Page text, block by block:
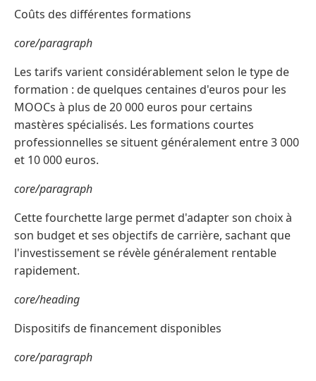
Coûts des différentes formations
core/paragraph
Les tarifs varient considérablement selon le type de
formation : de quelques centaines d'euros pour les
MOOCs à plus de 20 000 euros pour certains
mastères spécialisés. Les formations courtes
professionnelles se situent généralement entre 3 000
et 10 000 euros.
core/paragraph
Cette fourchette large permet d'adapter son choix à
son budget et ses objectifs de carrière, sachant que
l'investissement se révèle généralement rentable
rapidement.
core/heading
Dispositifs de financement disponibles
core/paragraph